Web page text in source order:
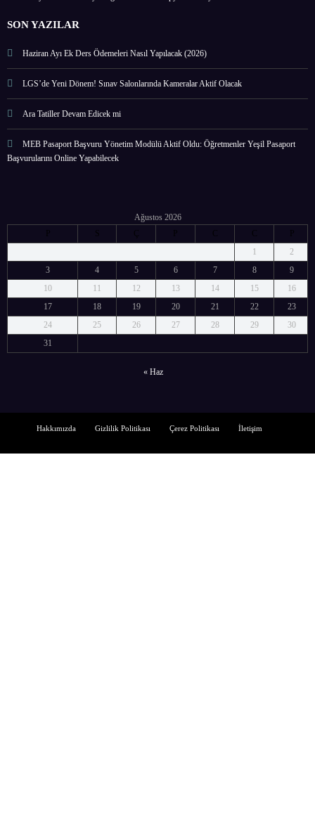
SON YAZILAR
Haziran Ayı Ek Ders Ödemeleri Nasıl Yapılacak (2026)
LGS’de Yeni Dönem! Sınav Salonlarında Kameralar Aktif Olacak
Ara Tatiller Devam Edicek mi
MEB Pasaport Başvuru Yönetim Modülü Aktif Oldu: Öğretmenler Yeşil Pasaport
Başvurularını Online Yapabilecek
Ağustos 2026
P
S Ç P C C
P
1
2
3
4 5 6 7 8
9
10
11 12 13 14 15
16
17
18 19 20 21 22
23
24
25 26 27 28 29
30
31
« Haz
Hakkımızda Gizlilik Politikası Çerez Politikası İletişim